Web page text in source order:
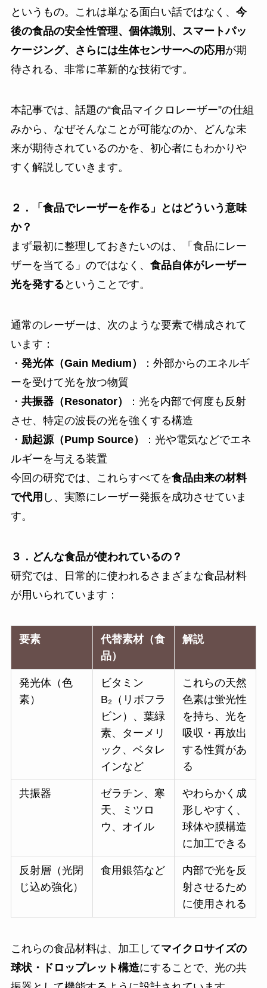
というもの。これは単なる面白い話ではなく、 今
後の食品の安全性管理、個体識別、スマートパッ
ケージング、さらには生体センサーへの応用 が期
待される、非常に革新的な技術です。
本記事では、話題の“食品マイクロレーザー”の仕組
みから、なぜそんなことが可能なのか、どんな未
来が期待されているのかを、初心者にもわかりや
すく解説していきます。
２．「食品でレーザーを作る」とはどういう意味
か？
まず最初に整理しておきたいのは、「食品にレー
ザーを当てる」のではなく、 食品自体がレーザー
光を発する ということです。
通常のレーザーは、次のような要素で構成されて
います：
・ 発光体（Gain Medium）
：外部からのエネルギ
ーを受けて光を放つ物質
・ 共振器（Resonator）
：光を内部で何度も反射
させ、特定の波長の光を強くする構造
・ 励起源（Pump Source）
：光や電気などでエネ
ルギーを与える装置
今回の研究では、これらすべてを食品由来の材料
で代用 し、実際にレーザー発振を成功させていま
す。
３．どんな食品が使われているの？
研究では、日常的に使われるさまざまな食品材料
が用いられています：
要素
代替素材（食
品）
解説
発光体（色
素）
ビタミン
B₂（リボフラ
ビン）、葉緑
素、ターメリ
ック、ベタレ
インなど
これらの天然
色素は蛍光性
を持ち、光を
吸収・再放出
する性質があ
る
共振器
ゼラチン、寒
天、ミツロ
ウ、オイル
やわらかく成
形しやすく、
球体や膜構造
に加工できる
反射層（光閉
じ込め強化）
食用銀箔など
内部で光を反
射させるため
に使用される
これらの食品材料は、加工してマイクロサイズの
球状・ドロップレット構造にすることで、光の共